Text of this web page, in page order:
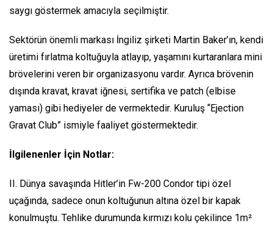
saygı göstermek amacıyla seçilmiştir.
Sektörün önemli markası İngiliz şirketi Martin Baker’ın, kendi
üretimi fırlatma koltuğuyla atlayıp, yaşamını kurtaranlara mini
brövelerini veren bir organizasyonu vardır. Ayrıca brövenin
dışında kravat, kravat iğnesi, sertifika ve patch (elbise
yaması) gibi hediyeler de vermektedir. Kuruluş “Ejection
Gravat Club” ismiyle faaliyet göstermektedir.
İlgilenenler İçin Notlar:
II. Dünya savaşında Hitler’in Fw-200 Condor tipi özel
uçağında, sadece onun koltuğunun altına özel bir kapak
konulmuştu. Tehlike durumunda kırmızı kolu çekilince 1m²